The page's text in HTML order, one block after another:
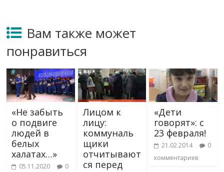
Вам также может
понравиться
«Не забыть
о подвиге
людей в
белых
халатах…»
05.11.2020 0
Лицом к
лицу:
коммуналь
щики
отчитывают
ся перед
«Дети
говорят»: с
23 февраля!
21.02.2014
0
комментариев